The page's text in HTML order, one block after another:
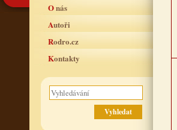
O nás
Autoři
Rodro.cz
Kontakty